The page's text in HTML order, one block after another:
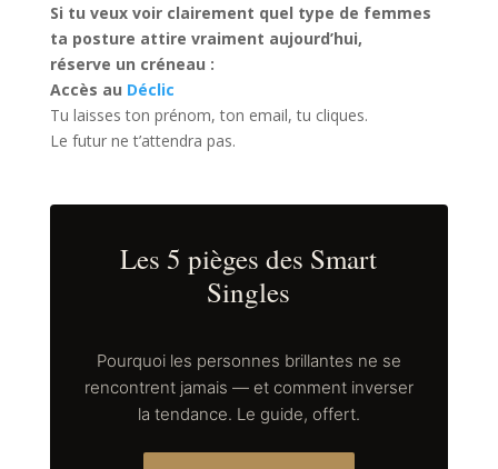
Si tu veux voir clairement quel type de femmes
ta posture attire vraiment aujourd’hui,
réserve un créneau :
Accès au Déclic
Tu laisses ton prénom, ton email, tu cliques.
Le futur ne t’attendra pas.
Les 5 pièges des Smart
Singles
Pourquoi les personnes brillantes ne se
rencontrent jamais — et comment inverser
la tendance. Le guide, offert.